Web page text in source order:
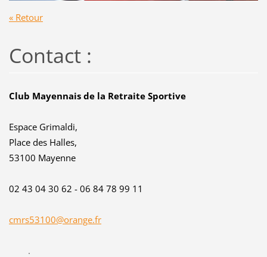
« Retour
Contact :
Club Mayennais de la Retraite Sportive
Espace Grimaldi,
Place des Halles,
53100 Mayenne
02 43 04 30 62 - 06 84 78 99 11
cmrs53100@orange.fr
.